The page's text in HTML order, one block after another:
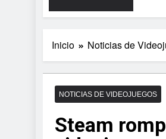
Inicio Noticias de
NOTICIAS DE VIDEOJUEGOS
Steam